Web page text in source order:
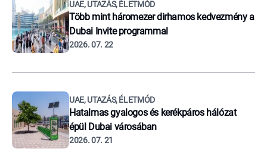
UAE, UTAZÁS, ÉLETMÓD
Több mint háromezer dirhamos kedvezmény a
Dubai Invite programmal
2026. 07. 22
UAE, UTAZÁS, ÉLETMÓD
Hatalmas gyalogos és kerékpáros hálózat
épül Dubai városában
2026. 07. 21